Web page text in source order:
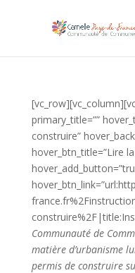
primary_title=””
construire”
hover_btn_title=”Lire
Communauté de
matière d’urbanisme
permis de construire